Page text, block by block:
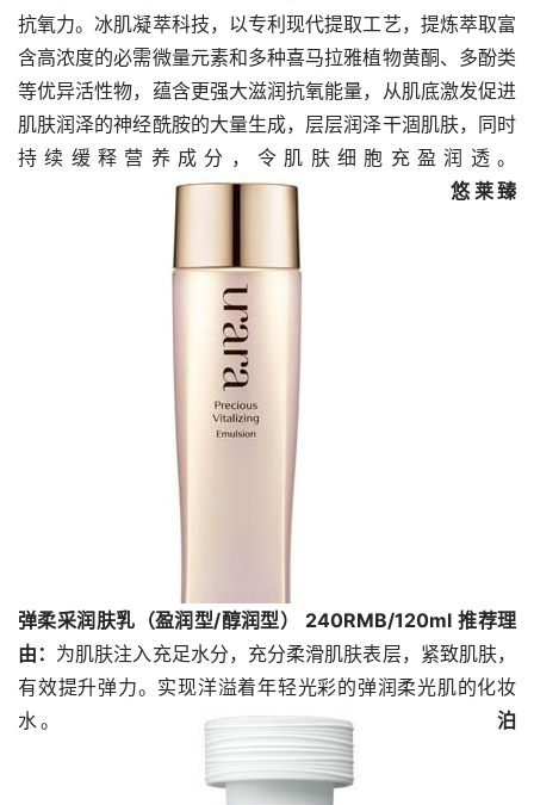
抗氧力。冰肌凝萃科技，以专利现代提取工艺，提炼萃取富
含高浓度的必需微量元素和多种喜马拉雅植物黄酮、多酚类
等优异活性物，蕴含更强大滋润抗氧能量，从肌底激发促进
肌肤润泽的神经酰胺的大量生成，层层润泽干涸肌肤，同时
持续缓释营养成分，令肌肤细胞充盈润透。
悠莱臻
弹柔采润肤乳（盈润型/醇润型） 240RMB/120ml 推荐理
由： 为肌肤注入充足水分，充分柔滑肌肤表层，紧致肌肤，
有效提升弹力。实现洋溢着年轻光彩的弹润柔光肌的化妆
水。
泊